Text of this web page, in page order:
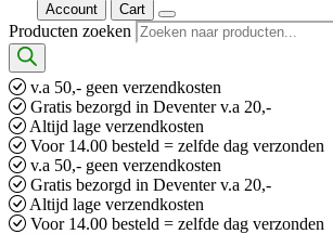
Account Cart
Producten zoeken
v.a 50,- geen verzendkosten
Gratis bezorgd in Deventer v.a 20,-
Altijd lage verzendkosten
Voor 14.00 besteld = zelfde dag verzonden
v.a 50,- geen verzendkosten
Gratis bezorgd in Deventer v.a 20,-
Altijd lage verzendkosten
Voor 14.00 besteld = zelfde dag verzonden